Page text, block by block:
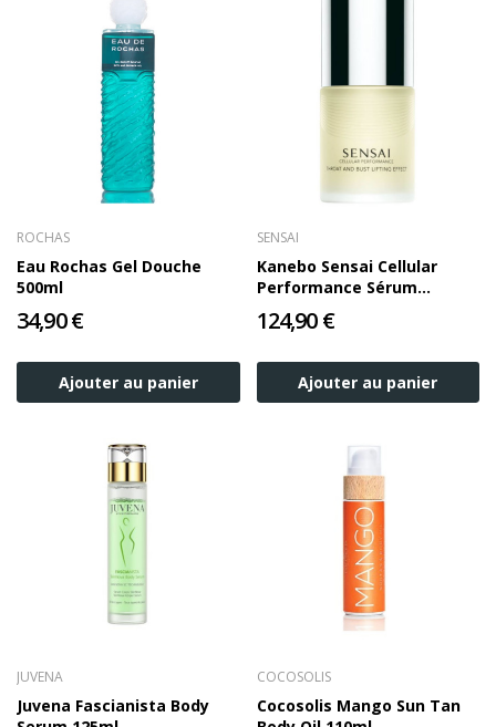
ROCHAS
Eau Rochas Gel Douche
500ml
34,90 €
Ajouter au panier
SENSAI
Kanebo Sensai Cellular
Performance Sérum
Fermeté Buste Et Décolleté
100ml
124,90 €
Ajouter au panier
JUVENA
Juvena Fascianista Body
COCOSOLIS
Cocosolis Mango Sun Tan